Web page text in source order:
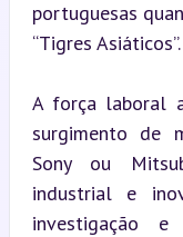
portuguesas
“Tigres Asiáticos”.
A força laboral
surgimento de
Sony ou
industrial e
investigação e